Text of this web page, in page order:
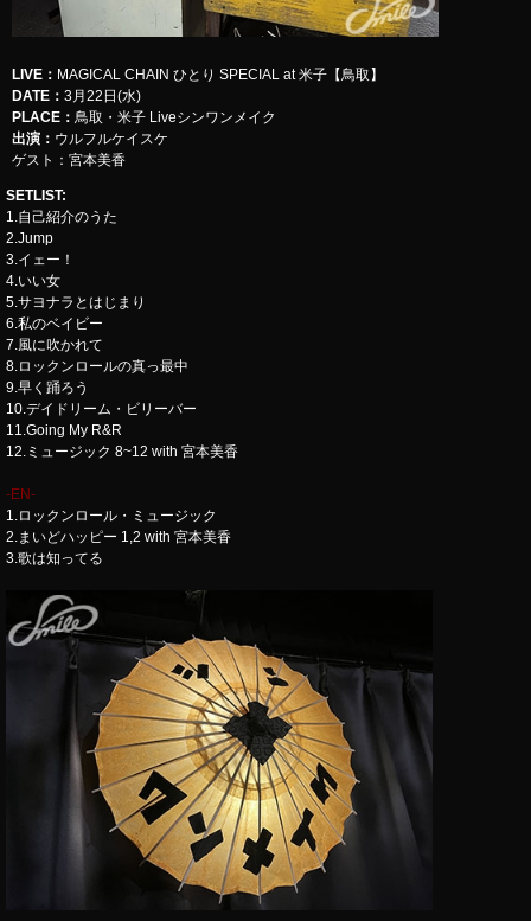
LIVE ： ​​​​​​​MAGICAL CHAIN ひとり SPECIAL at 米子【鳥取】
DATE： 3月22日(水)
PLACE： 鳥取・米子 Liveシンワンメイク
出演： ウルフルケイスケ
ゲスト：宮本美香
SETLIST:
1.自己紹介のうた
2.Jump
3.イェー！
4.いい女
5.サヨナラとはじまり
6.私のベイビー
7.風に吹かれて
8.ロックンロールの真っ最中
9.早く踊ろう
10.デイドリーム・ビリーバー
11.Going My R&R
12.ミュージック 8~12 with 宮本美香
-EN-
1.ロックンロール・ミュージック
2.まいどハッピー 1,2 with 宮本美香
3.歌は知ってる